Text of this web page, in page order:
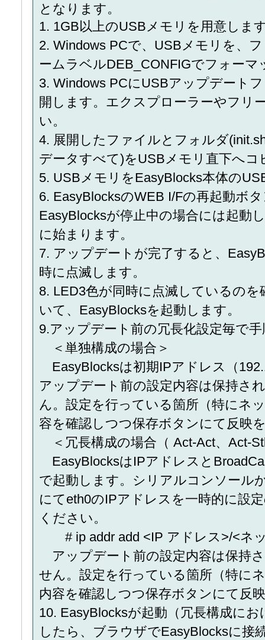
となります。
1. 1GB以上のUSBメモリを用意しま
2. Windows PCで、USBメモリを、
ームラベルDEB_CONFIGでフォーマ
3. Windows PCにUSBアップデート
開します。エクスプローラーやフリ
い。
4. 展開したファイルとフォルダ
データすべて)をUSBメモリ直下へコ
5. USBメモリをEasyBlocks本体の
6. EasyBlocksのWEB I/Fの再起動ボ
EasyBlocksが停止中の場合には起動
に始まります。
7. アップデートが完了すると、
時に点滅します。
8. LED3色が同時に点滅しているの
いて、EasyBlocksを起動します。
9.アップデート前の冗長化設定毎で
＜単独構成の場合＞
EasyBlocksは初期IPアドレス（
アップデート前の設定内容は保持さ
ん。設定を行っている箇所（特にネ
容を確認しつつ保存ボタンにて反映
＜冗長構成の場合（ Act-Act、Act-
EasyBlocksはIPアドレスと
で起動します。シリアルコンソール
にてeth0のIPアドレスを一時的に設
ください。
# ip addr add <IP アドレス>/<ネ
アップデート前の設定内容は保持
せん。設定を行っている箇所（特に
内容を確認しつつ保存ボタンにて反
10. EasyBlocksが起動（冗長構成に
したら、ブラウザでEasyBlocksに接